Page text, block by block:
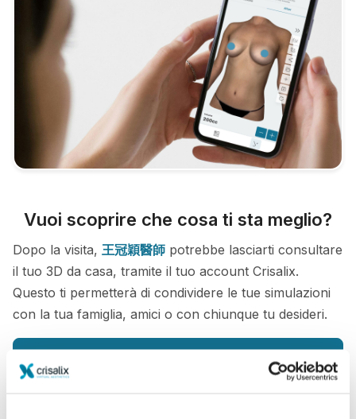
Vuoi scoprire che cosa ti sta meglio?
Dopo la visita, 王冠穎醫師 potrebbe lasciarti consultare
il tuo 3D da casa, tramite il tuo account Crisalix.
Questo ti permetterà di condividere le tue simulazioni
con la tua famiglia, amici o con chiunque tu desideri.